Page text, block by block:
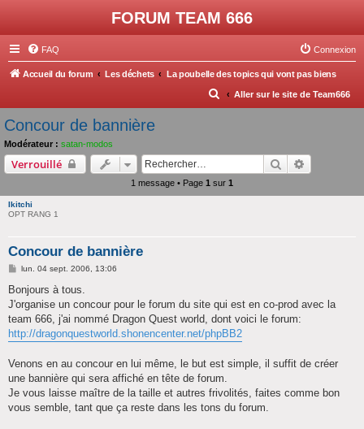
FORUM TEAM 666
FAQ Connexion
Accueil du forum Les déchets La poubelle des topics qui vont pas biens
Aller sur le site de Team666
R
e
Concour de bannière
Modérateur : satan-modos
Verrouillé Rechercher
1 message • Page 1 sur 1
Ikitchi
OPT RANG 1
Concour de bannière
M
s
a
g
lun. 04 sept. 2006, 13:06
Bonjours à tous.
J'organise un concour pour le forum du site qui est en co-prod avec la
team 666, j'ai nommé Dragon Quest world, dont voici le forum:
http://dragonquestworld.shonencenter.net/phpBB2
Venons en au concour en lui même, le but est simple, il suffit de créer
une bannière qui sera affiché en tête de forum.
Je vous laisse maître de la taille et autres frivolités, faites comme bon
vous semble, tant que ça reste dans les tons du forum.